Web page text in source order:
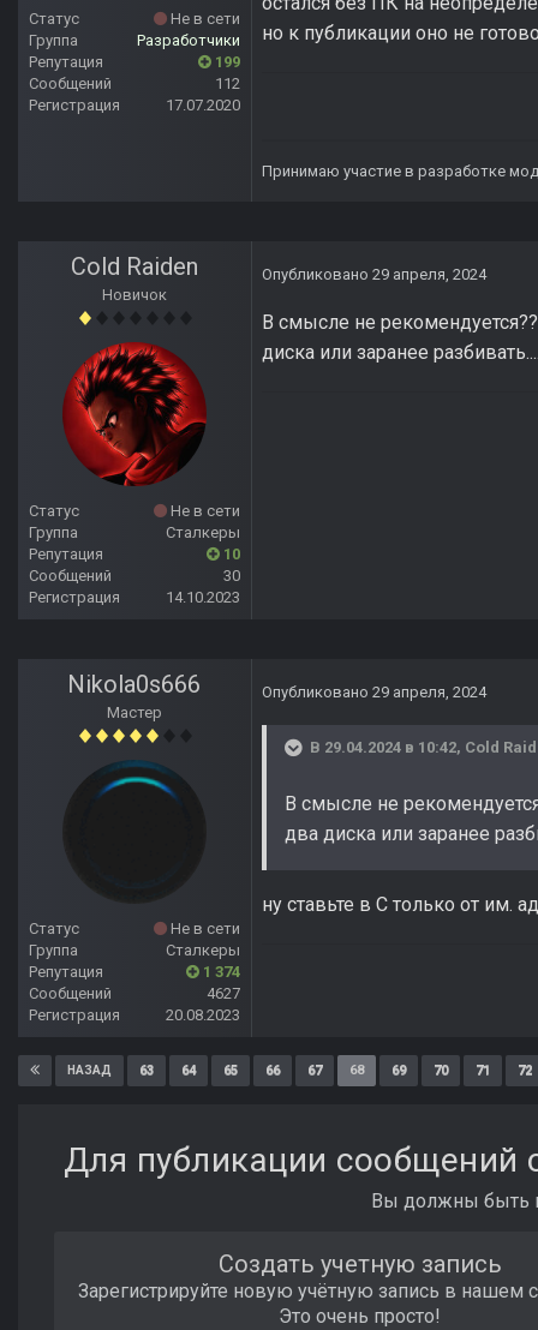
Статус
Не в сети
Группа
Разработчики
Репутация
199
Сообщений
112
Регистрация
17.07.2020
но к публикации оно не
Принимаю участие в разработке
Cold Raiden
Новичок
Статус
Не в сети
Группа
Сталкеры
Репутация
10
Сообщений
30
Регистрация
14.10.2023
Опубликовано 29 апреля, 2024
В смысле не
диска или заранее
Nikola0s666
Мастер
Статус
Не в сети
Группа
Сталкеры
Репутация
1 374
Сообщений
4627
Регистрация
20.08.2023
Опубликовано 29 апреля, 2024
В 29.04.2024 в 10:42, Cold
В смысле не
два диска или заранее
ну ставьте в С только от им.
НАЗАД 63 64 65 66 67 68 69 70 71 72
Для публикации сообщений
Вы должны быть
Создать учетную запись
Зарегистрируйте новую учётную запись в нашем
Это очень просто!